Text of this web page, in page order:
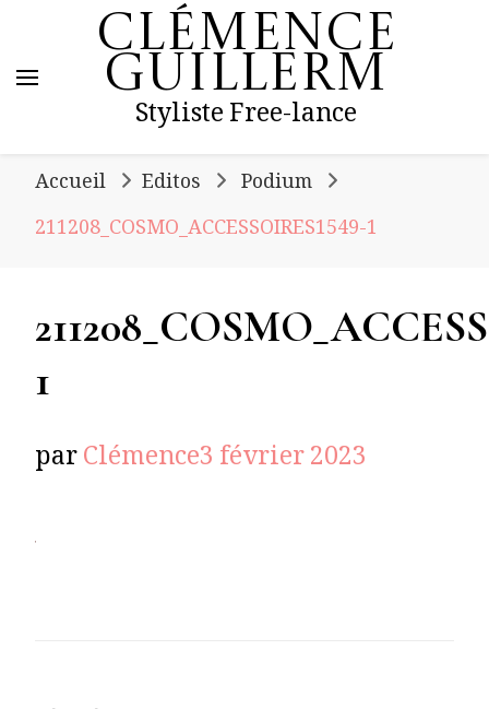
Clémence
Guillerm
Styliste Free-lance
Accueil Editos
Podium
211208_COSMO_ACCESSOIRES1549-1
1
parClémence3 février 2023